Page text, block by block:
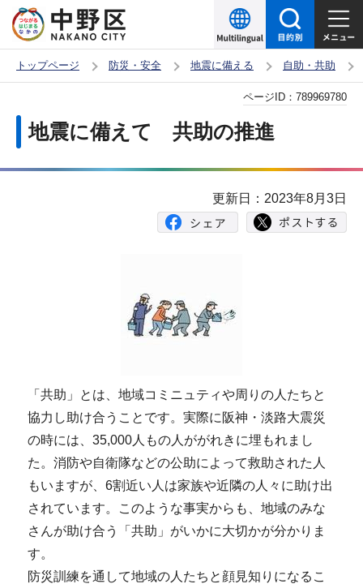
の
ー
頭
トップページ 防災・安全 地震に備える 自助・共助
地震に備えて 共助の推進
ページID： 789969780
更新日：2023年8月3日
「共助」とは、地域コミニュティや周りの人たちと
協力し助け合うことです。実際に阪神・淡路大震災
の時には、35,000人もの人ががれきに埋もれまし
た。消防や自衛隊などの公助によって救助された人
もいますが、6割近い人は家族や近隣の人々に助け出
されています。このような事実からも、地域のみな
さんが助け合う「共助」がいかに大切かが分かりま
す。
防災訓練を通して地域の人たちと顔見知りになるこ